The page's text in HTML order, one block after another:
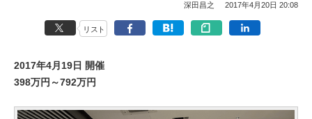
深田昌之 2017年4月20日 20:08
リスト
2017年4月19日 開催
398万円～792万円